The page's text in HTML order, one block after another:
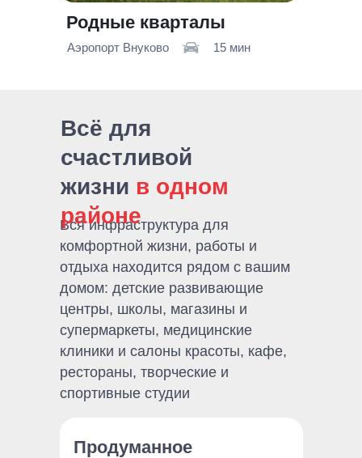
Родные кварталы
Аэропорт Внуково 15 мин
Продуманное
Вся инфраструктура для
комфортной жизни, работы и
отдыха находится рядом с вашим
домом: детские развивающие
центры, школы, магазины и
супермаркеты, медицинские
клиники и салоны красоты, кафе,
рестораны, творческие и
спортивные студии
Всё для
счастливой
жизни в одном
районе